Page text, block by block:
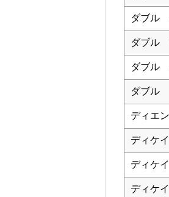
ダブル
ダブル
ダブル
ダブル
ディエ
ディケ
ディケ
ディケ